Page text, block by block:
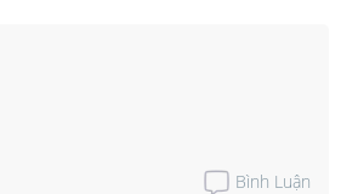
Bình Luận